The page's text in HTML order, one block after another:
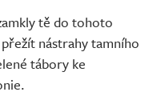
tě do tohoto
nástrahy tamního
tábory ke